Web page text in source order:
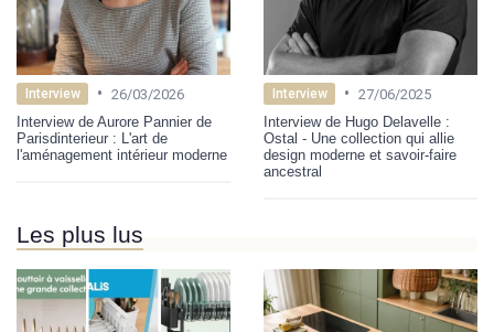
Interview • 26/03/2026
Interview de Aurore Pannier de
Parisdinterieur : L'art de
l'aménagement intérieur moderne
Interview • 27/06/2025
Interview de Hugo Delavelle :
Ostal - Une collection qui allie
design moderne et savoir-faire
ancestral
Les plus lus